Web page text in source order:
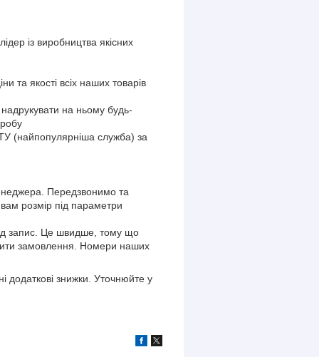
із виробництва якісних
та якості всіх наших товарів
на ньому будь-
служба) за
Передзвонимо та
розмір під параметри
запис. Це швидше, тому що
замовлення. Номери наших
додаткові знижки. Уточнюйте у